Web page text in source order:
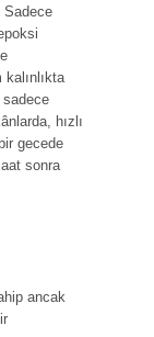
Sadece
sadece
hızlı
gecede
sonra
ancak